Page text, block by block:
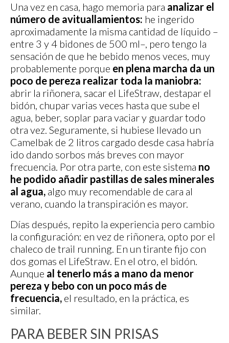
Una vez en casa, hago memoria para analizar el
número de avituallamientos: he ingerido
aproximadamente la misma cantidad de líquido –
entre 3 y 4 bidones de 500 ml–, pero tengo la
sensación de que he bebido menos veces, muy
probablemente porque en plena marcha da un
poco de pereza realizar toda la maniobra:
abrir la riñonera, sacar el LifeStraw, destapar el
bidón, chupar varias veces hasta que sube el
agua, beber, soplar para vaciar y guardar todo
otra vez. Seguramente, si hubiese llevado un
Camelbak de 2 litros cargado desde casa habría
ido dando sorbos más breves con mayor
frecuencia. Por otra parte, con este sistema no
he podido añadir pastillas de sales minerales
al agua, algo muy recomendable de cara al
verano, cuando la transpiración es mayor.
Días después, repito la experiencia pero cambio
la configuración: en vez de riñonera, opto por el
chaleco de trail running. En un tirante fijo con
dos gomas el LifeStraw. En el otro, el bidón.
Aunque al tenerlo más a mano da menor
pereza y bebo con un poco más de
frecuencia, el resultado, en la práctica, es
similar.
PARA BEBER SIN PRISAS